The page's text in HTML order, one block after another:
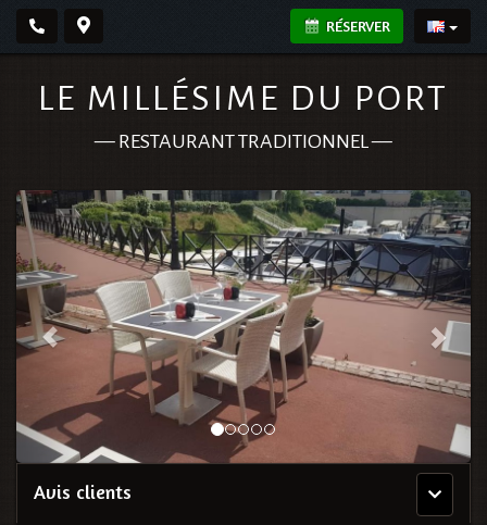
RÉSERVER
LE MILLÉSIME DU PORT
— RESTAURANT TRADITIONNEL—
Menu
principal
Avis clients